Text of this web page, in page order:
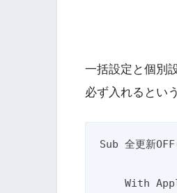
一括設定と個別
必ず入れるとい
Sub 全更新
    With Application